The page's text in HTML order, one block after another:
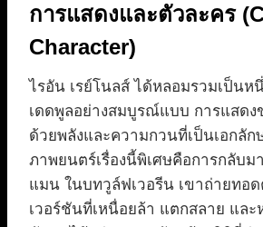
การแสดงและตัวละคร
Character)
ไรอัน เรย์โนลส์ ได้หลอมรวมเป็นห
เดดพูลอย่างสมบูรณ์แบบ การแสดง
ด้วยพลังและความกวนที่เป็นเอกลั
ภาพยนตร์เรื่องนี้พิเศษคือการกลับม
แมน ในบทวูล์ฟเวอรีน เขาถ่ายทอ
เวอร์ชันที่เหนื่อยล้า แตกสลาย แล